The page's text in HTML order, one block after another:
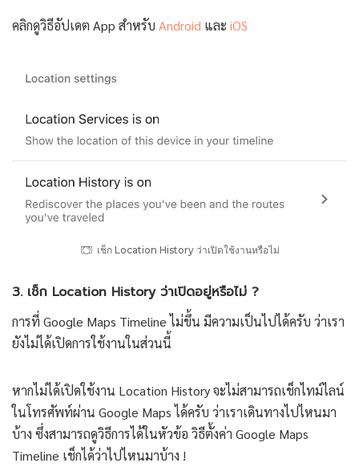
คลิกดูวิธีอัปเดต App สำหรับ Android และ iOS
เช็ก Location History ว่าเปิดใช้งานหรือไม่
3. เช็ก Location History ว่าเปิดอยู่หรือไม่ ?
การที่ Google Maps Timeline ไม่ขึ้น มีความเป็นไปได้ครับ ว่าเรา
ยังไม่ได้เปิดการใช้งานในส่วนนี้
หากไม่ได้เปิดใช้งาน Location History จะไม่สามารถเช็กไทม์ไลน์
ในโทรศัพท์ผ่าน Google Maps ได้ครับ ว่าเราเดินทางไปไหนมา
บ้าง ซึ่งสามารถดูวิธีการได้ในหัวข้อ วิธีตั้งค่า Google Maps
Timeline เช็กได้ว่าไปไหนมาบ้าง !